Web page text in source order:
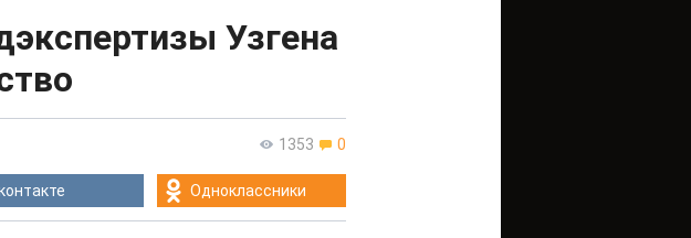
Узгена
1353 0
Одноклассники